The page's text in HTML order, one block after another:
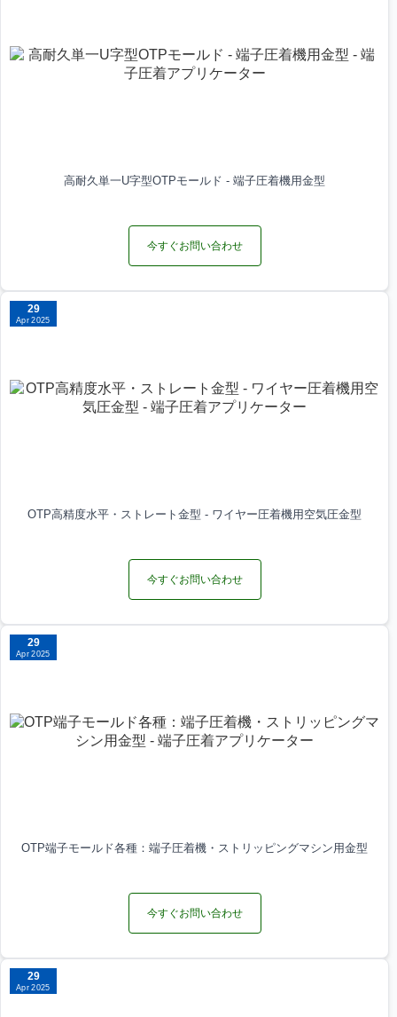
高耐久単一U字型OTPモールド - 端子圧着機用金型
今すぐお問い合わせ
29
Apr 2025
OTP高精度水平・ストレート金型 - ワイヤー圧着機用空気圧金型
今すぐお問い合わせ
29
Apr 2025
OTP端子モールド各種：端子圧着機・ストリッピングマシン用金型
今すぐお問い合わせ
29
Apr 2025